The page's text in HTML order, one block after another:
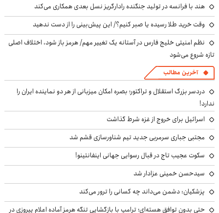
هند با فرانسه در تولید جنگنده رادارگریز نسل بعدی همکاری می‌کند
وقت خرید طلا رسیده یا صبر کنیم؟/ این پیش‌بینی را از دست ندهید
نظم امنیتی خلیج فارس در آستانه یک تغییر مهم/ هرمز باز شود، اختلاف اصلی
تازه شروع می‌شود
آخرین مطالب
دردسر بزرگ استقلال و تراکتور؛ بصره امکان میزبانی از هر دو نماینده ایران را
ندارد!
اسرائیل برای خروج از غزه شرط گذاشت
مجتبی جباری سرمربی جدید تیم شناورسازی قشم شد
سکوت عجیب تاج در قبال رسوایی جهانی اینفانتینو!
سیدحسن خمینی عزادار شد
پزشکیان: دشمن می‌داند چه کسانی را ترور می‌کند
حتی بدون توافق هسته‌ای؛ ترامپ با بازگشایی تنگه هرمز آماده اعلام پیروزی در